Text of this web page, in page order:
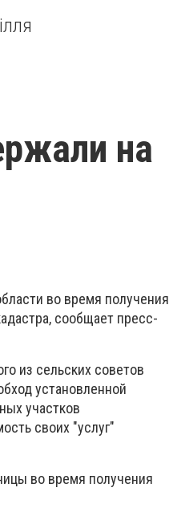
на
во время получения
сообщает пресс-
из сельских советов
установленной
участков
своих "услуг"
во время получения